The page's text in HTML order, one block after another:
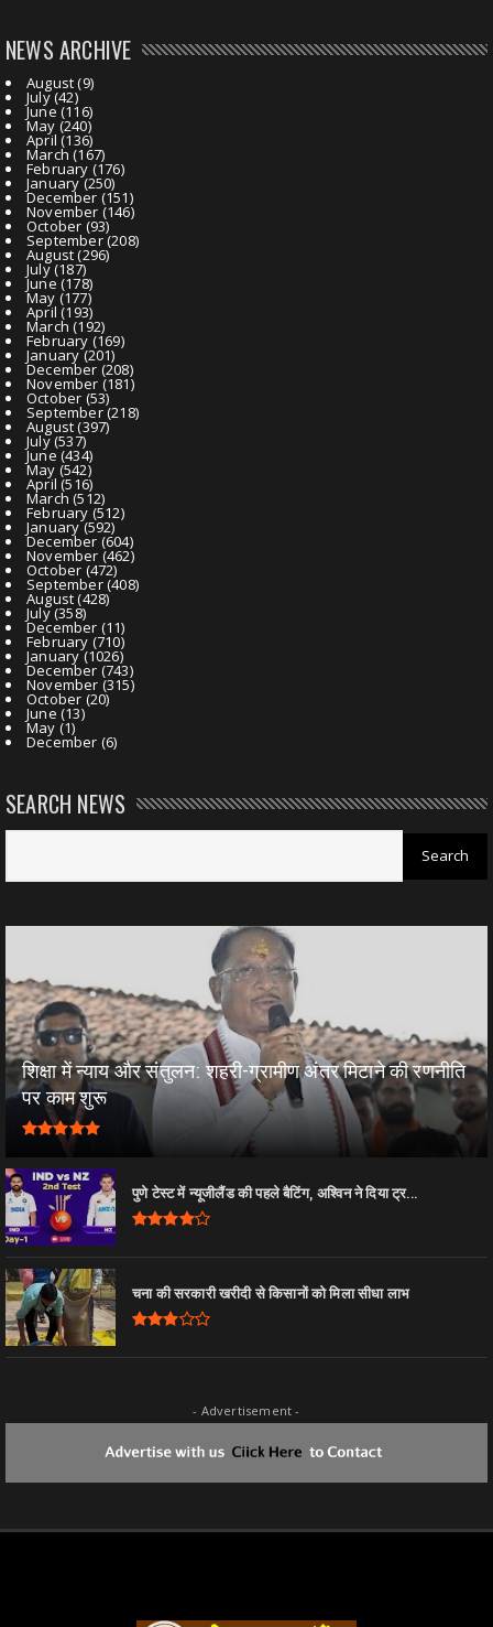
NEWS ARCHIVE
August(9)
July(42)
June(116)
May (240)
April (136)
March (167)
February (176)
January(250)
December (151)
November (146)
October (93)
September(208)
August(296)
July(187)
June(178)
May (177)
April (193)
March (192)
February (169)
January(201)
December (208)
November (181)
October (53)
September(218)
August(397)
July(537)
June(434)
May (542)
April (516)
March (512)
February (512)
January(592)
December (604)
November (462)
October (472)
September(408)
August(428)
July(358)
December (11)
February (710)
January(1026)
December (743)
November (315)
October (20)
June (13)
May (1)
December (6)
SEARCH NEWS
शिक्षा में न्याय और संतुलन: शहरी-ग्रामीण अंतर मिटाने की रणनीति
पर काम शुरू
पुणे टेस्ट में न्यूजीलैंड की पहले बैटिंग, अश्विन ने दिया ट्र...
चना की सरकारी खरीदी से किसानों को मिला सीधा लाभ
- Advertisement -